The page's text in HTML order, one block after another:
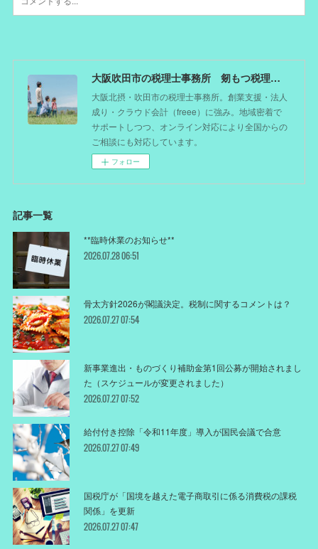
大阪吹田市の税理士事務所 剱もつ税理士（北摂オフィス）―かつてdoctorを目指した税理士が企業のホームドクターとしてあなたの事業をサポート。税理士が直接担当する『かかりつけ税理士』
大阪北摂・吹田市の税理士事務所。創業支援・法人
成り・クラウド会計（freee）に強み。地域密着で
サポートしつつ、オンライン対応により全国からの
ご相談にも対応しています。
フォロー
記事一覧
**臨時休業のお知らせ**
2026.07.28 06:51
骨太方針2026が閣議決定。税制に関するコメントは？
2026.07.27 07:54
新事業進出・ものづくり補助金第1回公募が開始されまし
た（スケジュールが変更されました）
2026.07.27 07:52
給付付き控除「令和11年度」導入が国民会議で合意
2026.07.27 07:49
国税庁が「国境を越えた電子商取引に係る消費税の課税
関係」を更新
2026.07.27 07:47